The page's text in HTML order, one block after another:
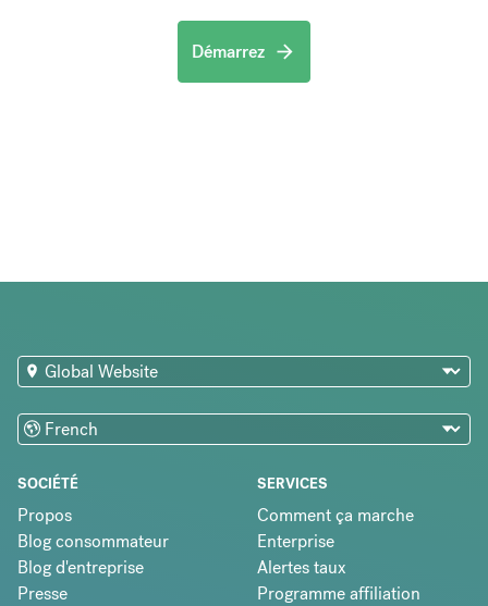
Démarrez
SOCIÉTÉ
Propos
Blog consommateur
Blog d'entreprise
Presse
SERVICES
Comment ça marche
Enterprise
Alertes taux
Programme affiliation